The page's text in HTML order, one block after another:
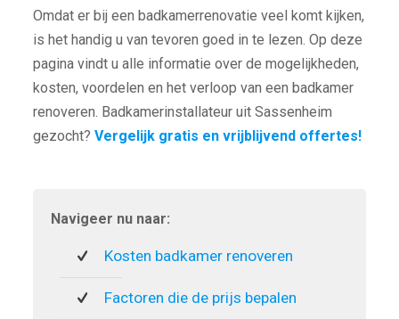
Omdat er bij een badkamerrenovatie veel komt kijken,
is het handig u van tevoren goed in te lezen. Op deze
pagina vindt u alle informatie over de mogelijkheden,
kosten, voordelen en het verloop van een badkamer
renoveren. Badkamerinstallateur uit Sassenheim
gezocht? Vergelijk gratis en vrijblijvend offertes!
Navigeer nu naar:
Kosten badkamer renoveren
Factoren die de prijs bepalen